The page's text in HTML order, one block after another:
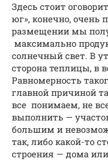
Здесь стоит
юг», конечно, очень
размещении мы
максимально
солнечный свет. В
сторона теплицы, в
Равномерность
главной причиной
все понимаем, не
выполнить —
большим и
так, либо какой-то
строения — дома